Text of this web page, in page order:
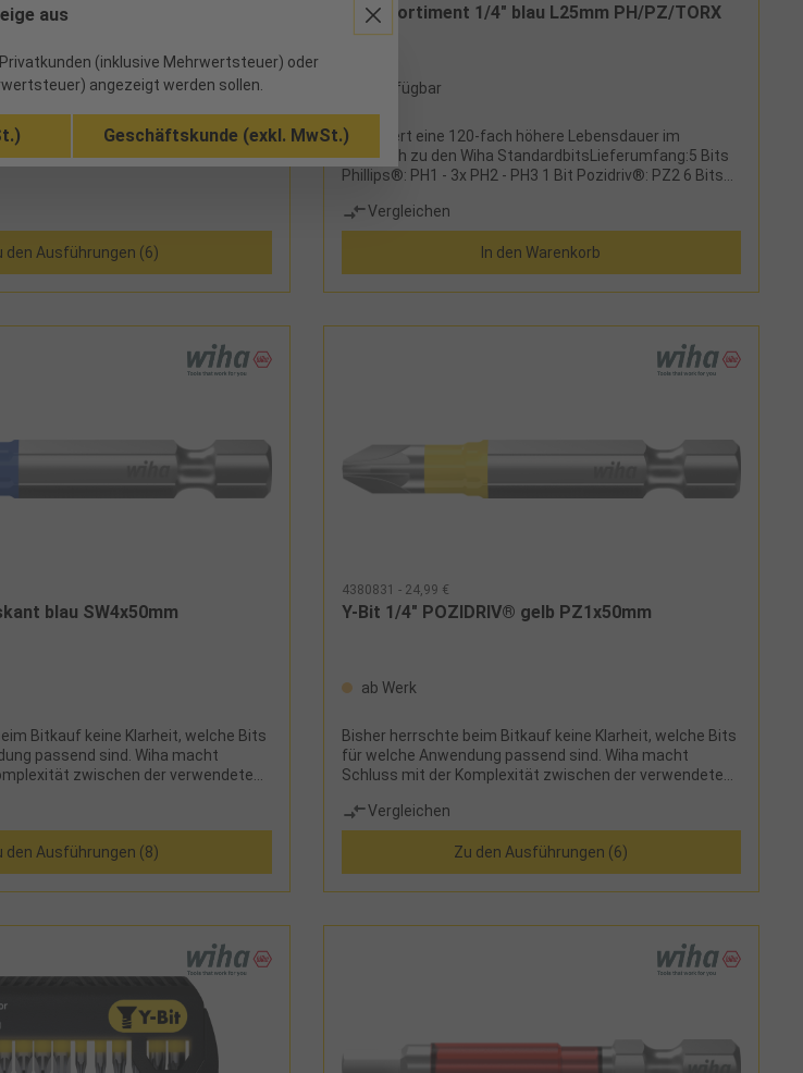
rot PZ2x29mm
fach höhere Lebensdauer im
Standardbits
den Ausführungen (6)
T-Bit Sortiment 1/4" blau L25mm PH/PZ/TORX
13-tlg.
2 verfügbar
garantiert eine 120-fach höhere Lebensdauer im
Vergleich zu den Wiha StandardbitsLieferumfang:5 Bits
Phillips®: PH1 - 3x PH2 - PH3 1 Bit Pozidriv®: PZ2 6 Bits
Universal-Bithalter, magnetisch, Länge 60 mm in einer
Kunststoffbox
Vergleichen
In den Warenkorb
blau SW4x50mm
Bitkauf keine Klarheit, welche Bits
passend sind. Wiha macht
zwischen der verwendeten
Dank des revolutionären
ist lediglich die Schraubenform
die Auswahl des richtigen Bits. Als
Bit für alle Arten von Schrauben,
als auch Y-förmige Schrauben,
allen Materialien. Dank der
Torsionszone ist der Bit auch
geeignet und
x höhere Lebensdauer im Vergleich
Zudem sind die farbigen Bits
auffindbar und dank des Farbmantels
UV-Licht gut zu finden. Somit kann
gegangener Bits gesenkt und die
den Ausführungen (8)
4380831 - 24,99 €
Y-Bit 1/4" POZIDRIV® gelb PZ1x50mm
ab Werk
Bisher herrschte beim Bitkauf keine Klarheit, welche Bits
für welche Anwendung passend sind. Wiha macht
Schluss mit der Komplexität zwischen der verwendeten
unterschiedlichen Bits. Dank des revolutionären
Bitkonzepts von Wiha ist lediglich die Schraubenform
ausschlaggebend für die Auswahl des richtigen Bits. Als
Multitalent ist der TY-Bit für alle Arten von Schrauben,
sowohl für T-förmige als auch Y-förmige Schrauben,
Verschraubungen in allen Materialien. Dank der
patentierten, verlängerten Torsionszone ist der Bit auch
für Impact- und Schlagschrauber geeignet und
auch im Dunkeln mit UV-Licht gut zu finden. Somit kann
die Anzahl verloren gegangener Bits gesenkt und die
Vergleichen
Zu den Ausführungen (6)
aus
(inklusive Mehrwertsteuer) oder
angezeigt werden sollen.
Geschäftskunde (exkl. MwSt.)